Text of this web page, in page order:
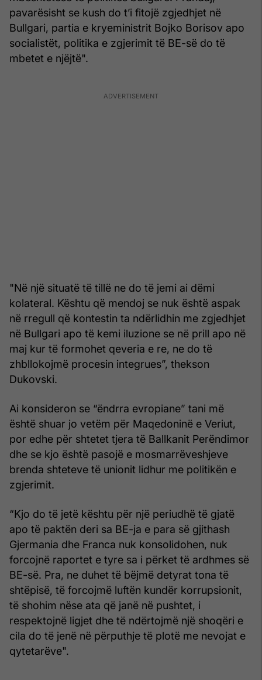
pavarësisht se kush do t’i fitojë zgjedhjet në
Bullgari, partia e kryeministrit Bojko Borisov apo
socialistët, politika e zgjerimit të BE-së do të
mbetet e njëjtë".
"Në një situatë të tillë ne do të jemi ai dëmi
kolateral. Kështu që mendoj se nuk është aspak
në rregull që kontestin ta ndërlidhin me zgjedhjet
në Bullgari apo të kemi iluzione se në prill apo në
maj kur të formohet qeveria e re, ne do të
zhbllokojmë procesin integrues”, thekson
Dukovski.
Ai konsideron se “ëndrra evropiane” tani më
është shuar jo vetëm për Maqedoninë e Veriut,
por edhe për shtetet tjera të Ballkanit Perëndimor
dhe se kjo është pasojë e mosmarrëveshjeve
brenda shteteve të unionit lidhur me politikën e
zgjerimit.
“Kjo do të jetë kështu për një periudhë të gjatë
apo të paktën deri sa BE-ja e para së gjithash
Gjermania dhe Franca nuk konsolidohen, nuk
forcojnë raportet e tyre sa i përket të ardhmes së
BE-së. Pra, ne duhet të bëjmë detyrat tona të
shtëpisë, të forcojmë luftën kundër korrupsionit,
të shohim nëse ata që janë në pushtet, i
respektojnë ligjet dhe të ndërtojmë një shoqëri e
cila do të jenë në përputhje të plotë me nevojat e
qytetarëve".